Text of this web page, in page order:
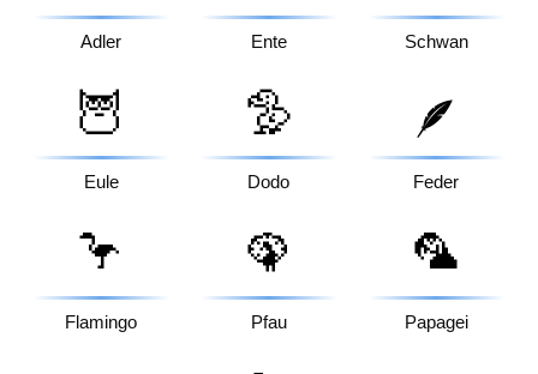
Adler Ente Schwan
🦉
Eule
🦤
Dodo
🪶
Feder
🦩
Flamingo
🦚
Pfau
🦜
Papagei